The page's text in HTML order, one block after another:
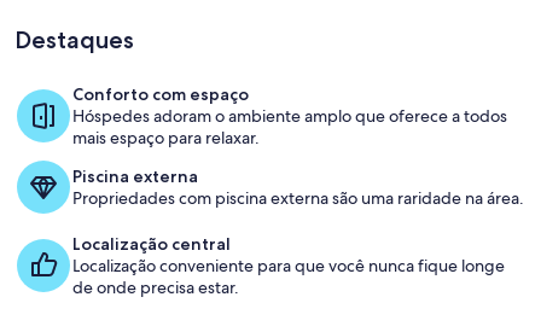
&
seaside
adventures!!
Destaques
Conforto com espaço
Hóspedes adoram o ambiente amplo que oferece a todos
mais espaço para relaxar.
Piscina externa
Propriedades com piscina externa são uma raridade na área.
Localização central
Localização conveniente para que você nunca fique longe
de onde precisa estar.